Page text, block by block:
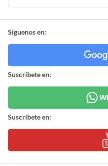
Síguenos en:
Suscríbete en:
Suscríbete en: